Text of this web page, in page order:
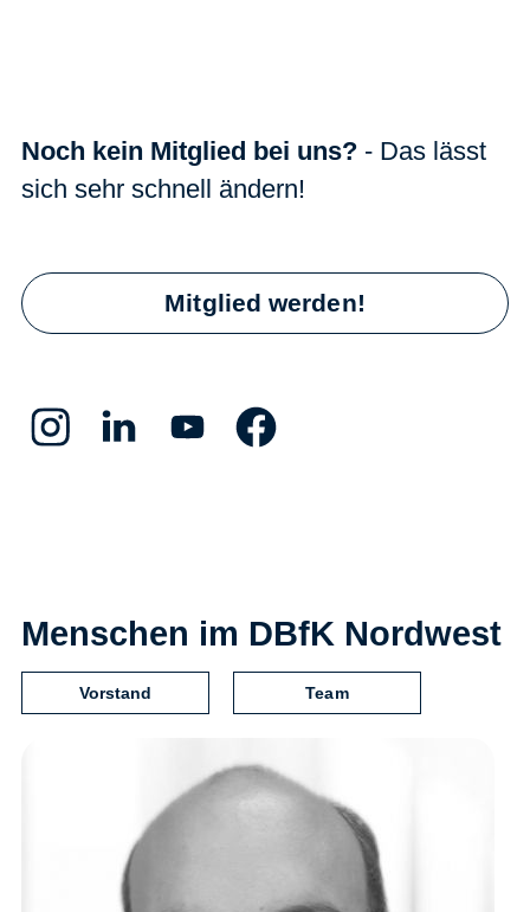
Noch kein Mitglied bei uns? - Das lässt
sich sehr schnell ändern!
Mitglied werden!
Menschen im DBfK Nordwest
Vorstand Team